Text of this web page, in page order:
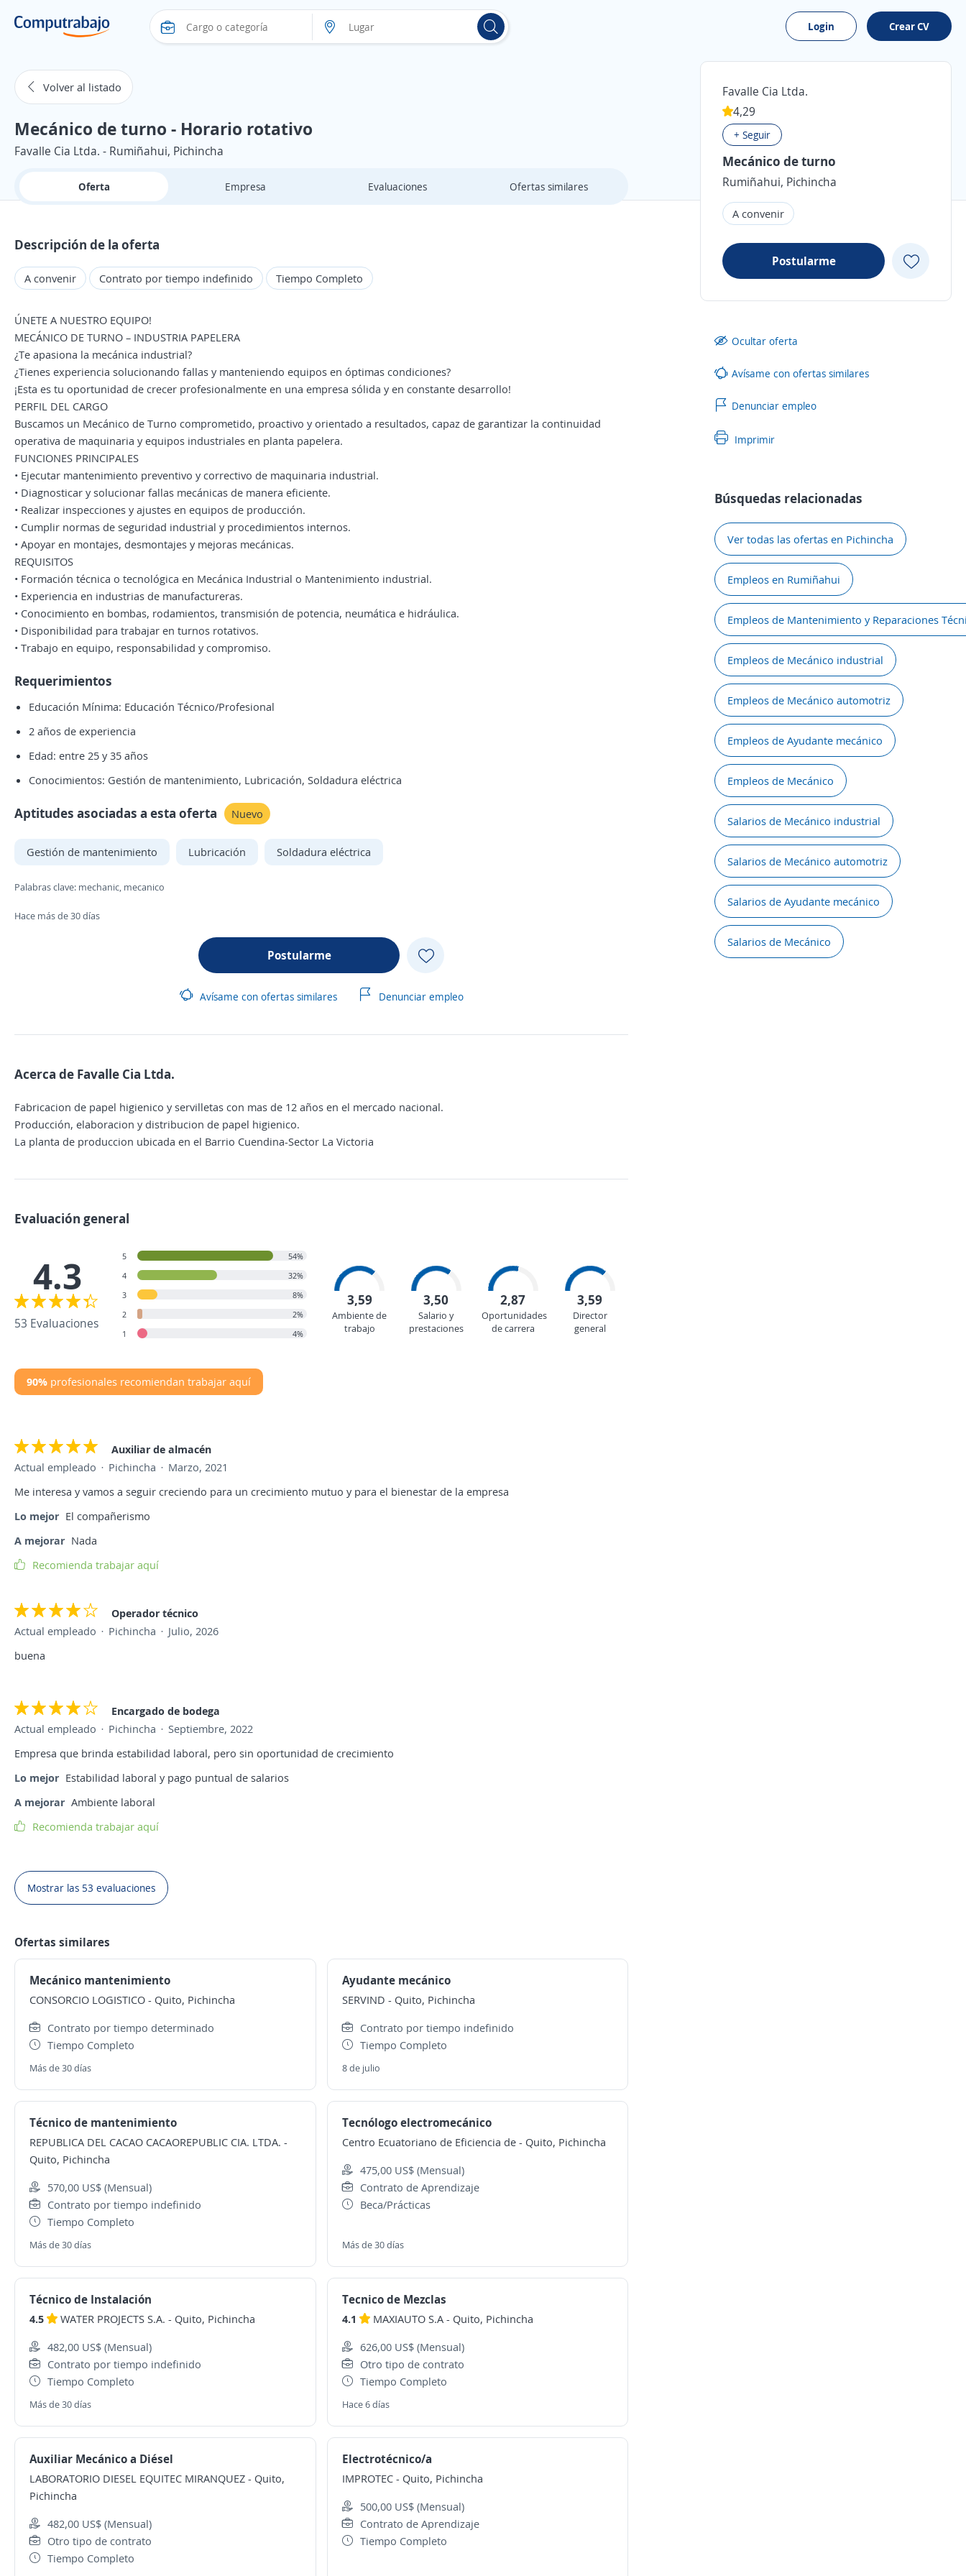
Login Crear CV
Volver al listado
Mecánico de turno - Horario rotativo
Favalle Cia Ltda. - Rumiñahui, Pichincha
Oferta Empresa Evaluaciones Ofertas similares
Descripción de la oferta
A convenir Contrato por tiempo indefinido Tiempo Completo
ÚNETE A NUESTRO EQUIPO!
MECÁNICO DE TURNO – INDUSTRIA PAPELERA
¿Te apasiona la mecánica industrial?
¿Tienes experiencia solucionando fallas y manteniendo equipos en óptimas condiciones?
¡Esta es tu oportunidad de crecer profesionalmente en una empresa sólida y en constante desarrollo!
PERFIL DEL CARGO
Buscamos un Mecánico de Turno comprometido, proactivo y orientado a resultados, capaz de garantizar la continuidad
operativa de maquinaria y equipos industriales en planta papelera.
FUNCIONES PRINCIPALES
• Ejecutar mantenimiento preventivo y correctivo de maquinaria industrial.
• Diagnosticar y solucionar fallas mecánicas de manera eficiente.
• Realizar inspecciones y ajustes en equipos de producción.
• Cumplir normas de seguridad industrial y procedimientos internos.
• Apoyar en montajes, desmontajes y mejoras mecánicas.
REQUISITOS
• Formación técnica o tecnológica en Mecánica Industrial o Mantenimiento industrial.
• Experiencia en industrias de manufactureras.
• Conocimiento en bombas, rodamientos, transmisión de potencia, neumática e hidráulica.
• Disponibilidad para trabajar en turnos rotativos.
• Trabajo en equipo, responsabilidad y compromiso.
Requerimientos
Educación Mínima: Educación Técnico/Profesional
2 años de experiencia
Edad: entre 25 y 35 años
Conocimientos: Gestión de mantenimiento, Lubricación, Soldadura eléctrica
Aptitudes asociadas a esta oferta Nuevo
Gestión de mantenimiento Lubricación Soldadura eléctrica
Palabras clave: mechanic, mecanico
Hace más de 30 días
Postularme
Avísame con ofertas similares Denunciar empleo
Acerca de Favalle Cia Ltda.
Fabricacion de papel higienico y servilletas con mas de 12 años en el mercado nacional.
Producción, elaboracion y distribucion de papel higienico.
La planta de produccion ubicada en el Barrio Cuendina-Sector La Victoria
Evaluación general
4.3
53 Evaluaciones
5
54%
4
32%
3
8%
2
2%
1
4%
3,59
Ambiente de
trabajo
3,50
Salario y
prestaciones
2,87
Oportunidades
de carrera
3,59
Director
general
90% profesionales recomiendan trabajar aquí
Auxiliar de almacén
Actual empleado
Pichincha
Marzo, 2021
Me interesa y vamos a seguir creciendo para un crecimiento mutuo y para el bienestar de la empresa
Lo mejor El compañerismo
A mejorar Nada
Recomienda trabajar aquí
Operador técnico
Actual empleado
Pichincha
Julio, 2026
buena
Encargado de bodega
Actual empleado
Pichincha
Septiembre, 2022
Empresa que brinda estabilidad laboral, pero sin oportunidad de crecimiento
Lo mejor Estabilidad laboral y pago puntual de salarios
A mejorar Ambiente laboral
Recomienda trabajar aquí
Mostrar las 53 evaluaciones
Ofertas similares
Mecánico mantenimiento
CONSORCIO LOGISTICO - Quito, Pichincha
Contrato por tiempo determinado
Tiempo Completo
Más de 30 días
Ayudante mecánico
SERVIND - Quito, Pichincha
Contrato por tiempo indefinido
Tiempo Completo
8 de julio
Técnico de mantenimiento
REPUBLICA DEL CACAO CACAOREPUBLIC CIA. LTDA. -
Quito, Pichincha
570,00 US$ (Mensual)
Contrato por tiempo indefinido
Tiempo Completo
Más de 30 días
Tecnólogo electromecánico
Centro Ecuatoriano de Eficiencia de - Quito, Pichincha
475,00 US$ (Mensual)
Contrato de Aprendizaje
Beca/Prácticas
Más de 30 días
Técnico de Instalación
4.5 WATER PROJECTS S.A. - Quito, Pichincha
482,00 US$ (Mensual)
Contrato por tiempo indefinido
Tiempo Completo
Más de 30 días
Tecnico de Mezclas
4.1 MAXIAUTO S.A - Quito, Pichincha
626,00 US$ (Mensual)
Otro tipo de contrato
Tiempo Completo
Hace 6 días
Auxiliar Mecánico a Diésel
LABORATORIO DIESEL EQUITEC MIRANQUEZ - Quito,
Pichincha
482,00 US$ (Mensual)
Otro tipo de contrato
Tiempo Completo
Electrotécnico/a
IMPROTEC - Quito, Pichincha
500,00 US$ (Mensual)
Contrato de Aprendizaje
Tiempo Completo
Favalle Cia Ltda.
4,29
+ Seguir
Mecánico de turno
Rumiñahui, Pichincha
A convenir
Postularme
Ocultar oferta
Avísame con ofertas similares
Denunciar empleo
Imprimir
Búsquedas relacionadas
Ver todas las ofertas en Pichincha
Empleos en Rumiñahui
Empleos de Mantenimiento y Reparaciones
Empleos de Mecánico industrial
Empleos de Mecánico automotriz
Empleos de Ayudante mecánico
Empleos de Mecánico
Salarios de Mecánico industrial
Salarios de Mecánico automotriz
Salarios de Ayudante mecánico
Salarios de Mecánico